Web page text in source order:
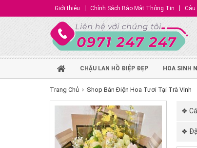
Giới thiệu Chính Sách Bảo Mật Thông Tin
CHẬU LAN HỒ ĐIỆP ĐẸP HOA SINH
Trang Chủ Shop Bán Điện Hoa Tươi Tại Trà Vinh
❖
❖